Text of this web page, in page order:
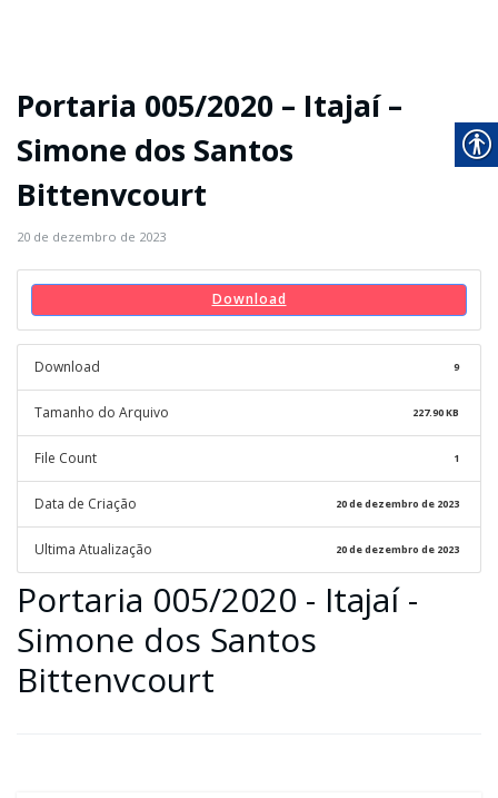
Portaria 005/2020 – Itajaí –
Simone dos Santos
Bittenvcourt
20 de dezembro de 2023
Download
Download 9
Tamanho do Arquivo 227.90 KB
File Count 1
Data de Criação 20 de dezembro de 2023
Ultima Atualização 20 de dezembro de 2023
Portaria 005/2020 - Itajaí -
Simone dos Santos
Bittenvcourt